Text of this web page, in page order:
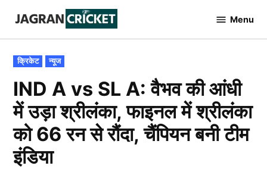
content
Cricket
Menu
POSTED
IN
क्रिकेट न्यूज
IND A vs SL A: वैभव की आंधी
में उड़ा श्रीलंका, फाइनल में श्रीलंका
को 66 रन से रौंदा, चैंपियन बनी टीम
इंडिया